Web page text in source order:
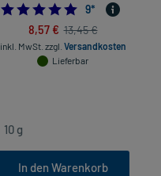
9*
8,57 € 13,45 €
inkl. MwSt. zzgl. Versandkosten
Lieferbar
In den Warenkorb